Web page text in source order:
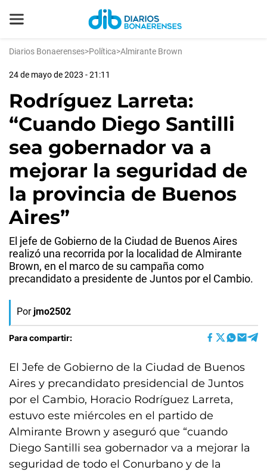
Diarios Bonaerenses>Política>Almirante Brown
24 de mayo de 2023 - 21:11
Rodríguez Larreta:
“Cuando Diego Santilli
sea gobernador va a
mejorar la seguridad de
la provincia de Buenos
Aires”
El jefe de Gobierno de la Ciudad de Buenos Aires
realizó una recorrida por la localidad de Almirante
Brown, en el marco de su campaña como
precandidato a presidente de Juntos por el Cambio.
Por jmo2502
Para compartir:
El Jefe de Gobierno de la Ciudad de Buenos
Aires y precandidato presidencial de Juntos
por el Cambio, Horacio Rodríguez Larreta,
estuvo este miércoles en el partido de
Almirante Brown y aseguró que “cuando
Diego Santilli sea gobernador va a mejorar la
seguridad de todo el Conurbano y de la